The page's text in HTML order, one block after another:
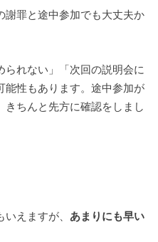
謝罪と途中参加でも大丈夫か
れない」「次回の説明会に
能性もあります。途中参加が
ちんと先方に確認をしまし
えますが、 あまりにも早い